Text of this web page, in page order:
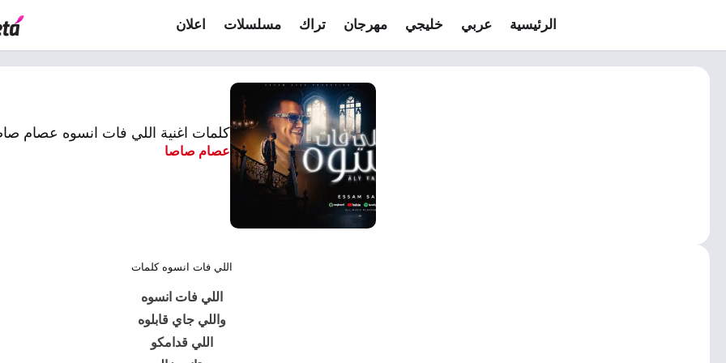
الرئيسية عربي خليجي مهرجان تراك مسلسلات اعلان
كلمات اغنية اللي فات انسوه عصام
عصام صاصا
اللي فات انسوه كلمات
اللي فات انسوه
واللي جاي قابلوه
اللي قدامكو